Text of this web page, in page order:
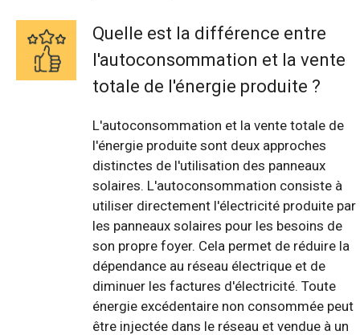
Quelle est la différence entre
l'autoconsommation et la vente
totale de l'énergie produite ?
L'autoconsommation et la vente totale de
l'énergie produite sont deux approches
distinctes de l'utilisation des panneaux
solaires. L'autoconsommation consiste à
utiliser directement l'électricité produite par
les panneaux solaires pour les besoins de
son propre foyer. Cela permet de réduire la
dépendance au réseau électrique et de
diminuer les factures d'électricité. Toute
énergie excédentaire non consommée peut
être injectée dans le réseau et vendue à un